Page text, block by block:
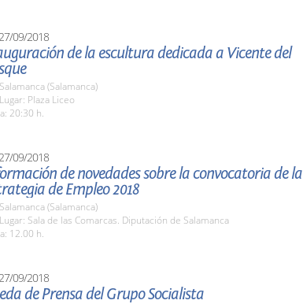
09/2018
de la escultura dedicada a Vicente del
Salamanca (Salamanca)
Lugar: Plaza Liceo
20:30 h.
09/2018
de novedades sobre la convocatoria de la
de Empleo 2018
Salamanca (Salamanca)
Lugar: Sala de las Comarcas. Diputación de Salamanca
12.00 h.
09/2018
de Prensa del Grupo Socialista